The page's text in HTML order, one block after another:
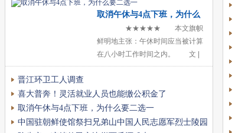
取消午休与4点下班，为什么
要二选一★★★★★ 本文旗帜
鲜明地主张：午休时间应当被计算
在八小时工作时间之内。 文 |
付能 近日，“取消午休4点下班
速发
晋江环卫工人调查
喜大普奔！灵活就业人员也能缴公积金了
取消午休与4点下班，为什么要二选一
中国驻朝鲜使馆祭扫兄弟山中国人民志愿军烈士陵园